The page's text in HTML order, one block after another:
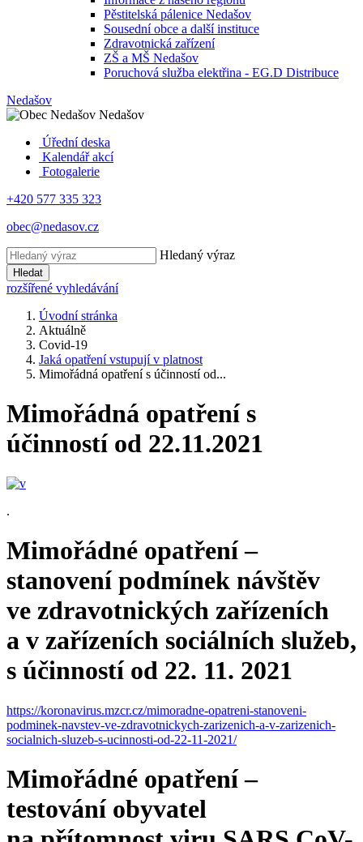
Pěstitelská pálenice Nedašov
Sousední obce a další instituce
Zdravotnická zařízení
ZŠ a MŠ Nedašov
Poruchová služba elektřina - EG.D Distribuce
Nedašov
Nedašov
Úřední deska
Kalendář akcí
Fotogalerie
+420 577 335 323
obec@nedasov.cz
Hledaný výraz
Hledat
rozšířené vyhledávání
Úvodní stránka
Aktuálně
Covid-19
Jaká opatření vstupují v platnost
Mimořádná opatření s účinností od...
Mimořádná opatření s
účinností od 22.11.2021
.
Mimořádné opatření –
stanovení podmínek návštěv
ve zdravotnických zařízeních
a v zařízeních sociálních služeb,
s účinností od 22. 11. 2021
https://koronavirus.mzcr.cz/mimoradne-opatreni-stanoveni-
podminek-navstev-ve-zdravotnickych-zarizenich-a-v-zarizenich-
socialnich-sluzeb-s-ucinnosti-od-22-11-2021/
Mimořádné opatření –
testování obyvatel